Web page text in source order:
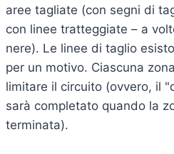
aree tagliate (con segni di
con linee tratteggiate – a
nere). Le linee di taglio
per un motivo. Ciascuna
limitare il circuito (ovvero, il
sarà completato quando la
terminata).